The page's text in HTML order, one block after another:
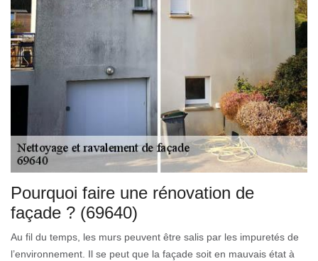
Pourquoi faire une rénovation de
façade ? (69640)
Au fil du temps, les murs peuvent être salis par les impuretés de
l’environnement. Il se peut que la façade soit en mauvais état à